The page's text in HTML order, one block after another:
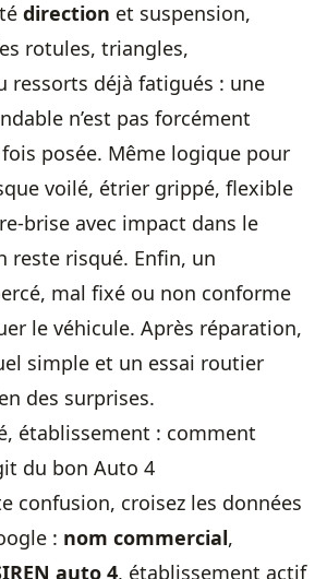
direction et suspension,
rotules, triangles,
ressorts déjà fatigués : une
n’est pas forcément
posée. Même logique pour
voilé, étrier grippé, flexible
brise avec impact dans le
reste risqué. Enfin, un
mal fixé ou non conforme
le véhicule. Après réparation,
simple et un essai routier
des surprises.
établissement : comment
du bon Auto 4
confusion, croisez les données
: nom commercial,
auto 4, établissement actif